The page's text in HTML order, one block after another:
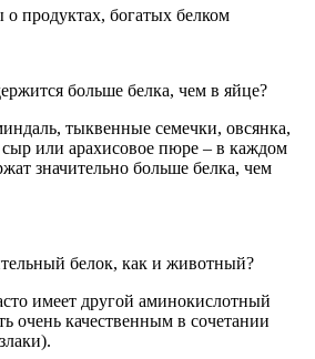
продуктах, богатых белком
больше белка, чем в яйце?
тыквенные семечки, овсянка,
или арахисовое пюре – в каждом
значительно больше белка, чем
белок, как и животный?
имеет другой аминокислотный
очень качественным в сочетании